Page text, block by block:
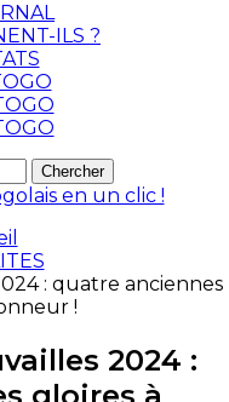
ILS ?
: quatre anciennes
!
2024 :